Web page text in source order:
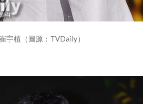
宇植（圖源：TVDaily）